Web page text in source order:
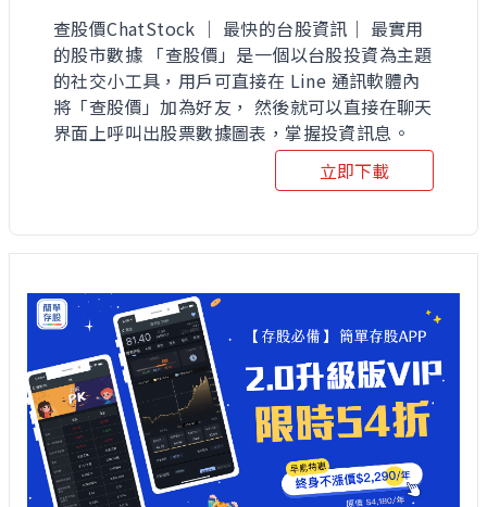
查股價ChatStock ｜ 最快的台股資訊｜ 最實用
的股市數據 「查股價」是一個以台股投資為主題
的社交小工具，用戶可直接在 Line 通訊軟體內
將「查股價」加為好友， 然後就可以直接在聊天
界面上呼叫出股票數據圖表，掌握投資訊息。
立即下載